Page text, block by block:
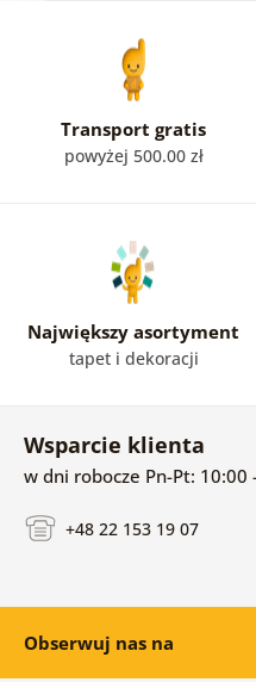
Transport gratis
powyżej 500.00 zł
Największy asortyment
tapet i dekoracji
Wsparcie klienta
w dni robocze Pn-Pt: 10:00
+48 22 153 19 07
Obserwuj nas na